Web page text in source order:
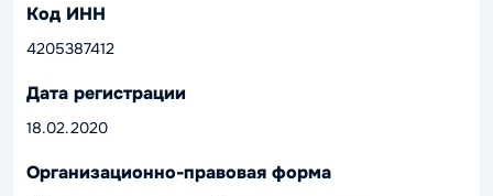
Код ИНН
4205387412
Дата регистрации
18.02.2020
Организационно-правовая форма